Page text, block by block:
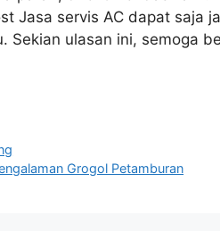
Jasa servis AC dapat saja
Sekian ulasan ini, semoga
Grogol Petamburan